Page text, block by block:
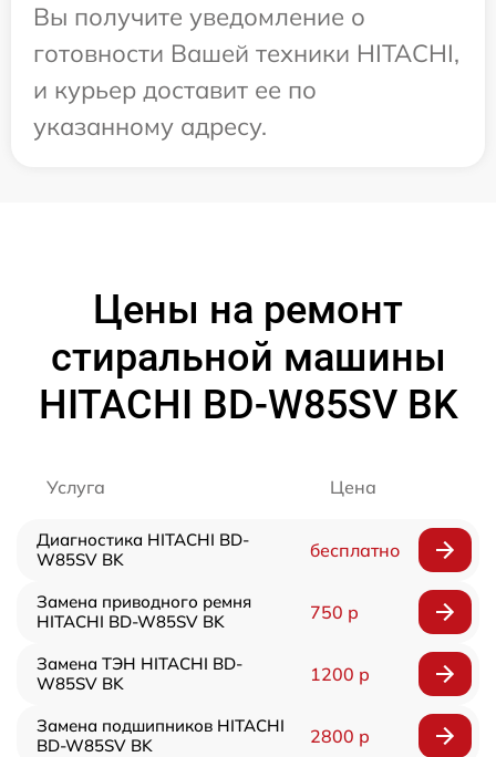
Вы получите уведомление о
готовности Вашей техники HITACHI,
и курьер доставит ее по
указанному адресу.
Цены на ремонт
стиральной машины
HITACHI BD-W85SV BK
Услуга Цена
Диагностика HITACHI BD-
W85SV BK
бесплатно
Замена приводного ремня
HITACHI BD-W85SV BK
750 р
Замена ТЭН HITACHI BD-
W85SV BK
1200 р
Замена подшипников HITACHI
BD-W85SV BK
2800 р